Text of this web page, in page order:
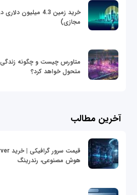
خرید زمین 4.3
مجازی)
متاورس چیست و چگونه زندگی
متحول خواهد کرد؟
آخرین مطالب
هوش مصنوعی، رندرینگ